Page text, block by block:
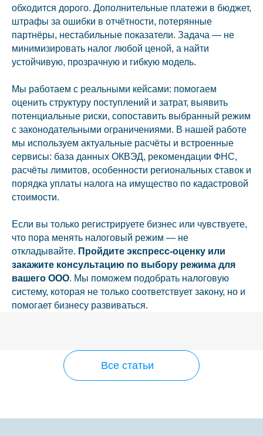
обходится дорого. Дополнительные платежи в бюджет,
штрафы за ошибки в отчётности, потерянные
партнёры, нестабильные показатели. Задача — не
минимизировать налог любой ценой, а найти
устойчивую, прозрачную и гибкую модель.
Мы работаем с реальными кейсами: помогаем
оценить структуру поступлений и затрат, выявить
потенциальные риски, сопоставить выбранный режим
с законодательными ограничениями. В нашей работе
мы используем актуальные расчёты и встроенные
сервисы: база данных ОКВЭД, рекомендации ФНС,
расчёты лимитов, особенности региональных ставок и
порядка уплаты налога на имущество по кадастровой
стоимости.
Если вы только регистрируете бизнес или чувствуете,
что пора менять налоговый режим — не
откладывайте. Пройдите экспресс‑оценку или
закажите консультацию по выбору режима для
вашего ООО. Мы поможем подобрать налоговую
систему, которая не только соответствует закону, но и
помогает бизнесу развиваться.
Все статьи